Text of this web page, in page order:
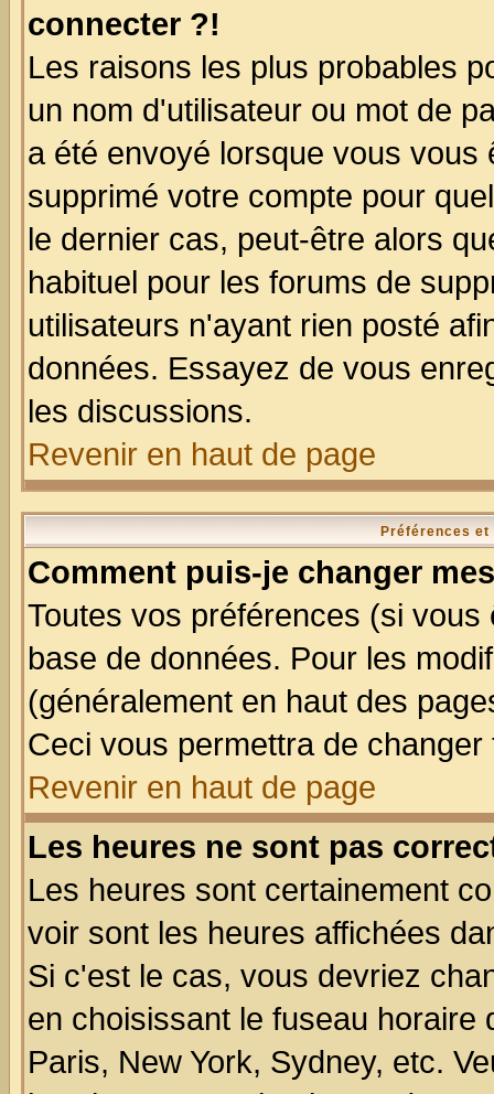
connecter ?!
Les raisons les plus probables
un nom d'utilisateur ou mot de
a été envoyé lorsque vous
supprimé votre compte pour
le dernier cas, peut-être alors
habituel pour les forums de
utilisateurs n'ayant rien posté
données. Essayez de vous
les discussions.
Revenir en haut de page
Préférences
Comment puis-je changer
Toutes vos préférences (si
base de données. Pour les
(généralement en haut des
Ceci vous permettra de
Revenir en haut de page
Les heures ne sont pas
Les heures sont certainement
voir sont les heures affichées
Si c'est le cas, vous devriez
en choisissant le fuseau
Paris, New York, Sydney, etc.